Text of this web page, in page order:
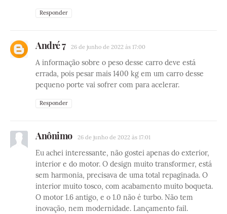
Responder
André 7 26 de junho de 2022 às 17:00
A informação sobre o peso desse carro deve está
errada, pois pesar mais 1400 kg em um carro desse
pequeno porte vai sofrer com para acelerar.
Responder
Anônimo 26 de junho de 2022 às 17:01
Eu achei interessante, não gostei apenas do exterior,
interior e do motor. O design muito transformer, está
sem harmonia, precisava de uma total repaginada. O
interior muito tosco, com acabamento muito boqueta.
O motor 1.6 antigo, e o 1.0 não é turbo. Não tem
inovação, nem modernidade. Lançamento fail.